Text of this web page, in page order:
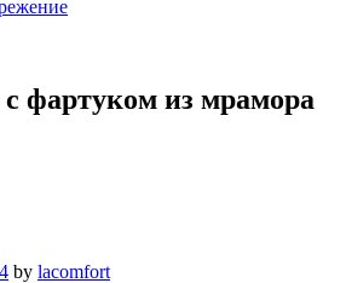
фартуком из мрамора
by lacomfort